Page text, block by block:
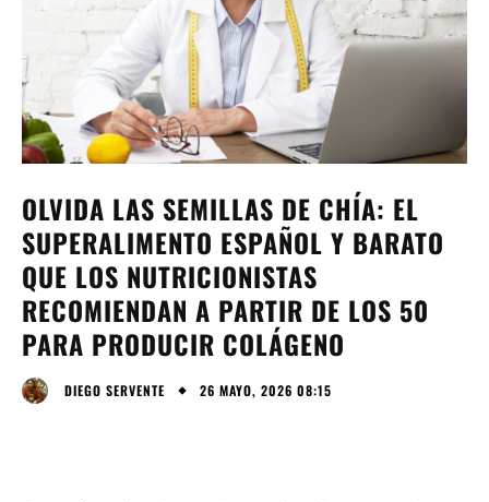
OLVIDA LAS SEMILLAS DE CHÍA: EL
SUPERALIMENTO ESPAÑOL Y BARATO
QUE LOS NUTRICIONISTAS
RECOMIENDAN A PARTIR DE LOS 50
PARA PRODUCIR COLÁGENO
DIEGO SERVENTE 26 MAYO, 2026 08:15